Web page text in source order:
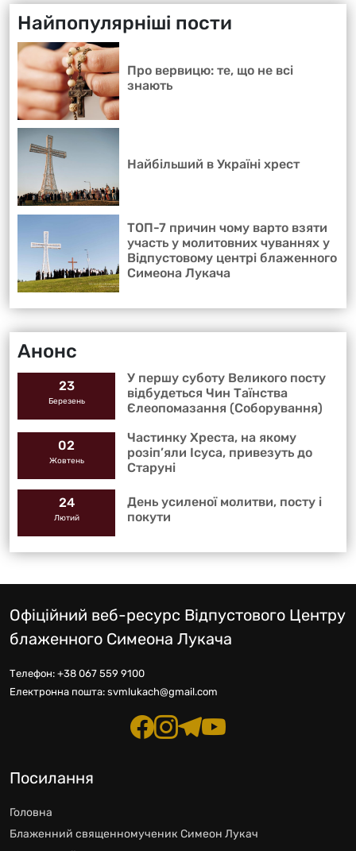
Найпопулярніші пости
Про вервицю: те, що не всі
знають
Найбільший в Україні хрест
ТОП-7 причин чому варто взяти
участь у молитовних чуваннях у
Відпустовому центрі блаженного
Симеона Лукача
Анонс
23
Березень
У першу суботу Великого посту
відбудеться Чин Таїнства
Єлеопомазання (Соборування)
02
Жовтень
Частинку Хреста, на якому
розіп’яли Ісуса, привезуть до
Старуні
24
Лютий
День усиленої молитви, посту і
покути
Офіційний веб-ресурс Відпустового Центру
блаженного Симеона Лукача
Телефон: +38 067 559 9100
Електронна пошта: svmlukach@gmail.com
Посилання
Головна
Блаженний священномученик Симеон Лукач